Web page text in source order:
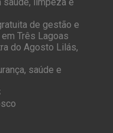
de gestão e
Três Lagoas
do Agosto Lilás,
saúde e